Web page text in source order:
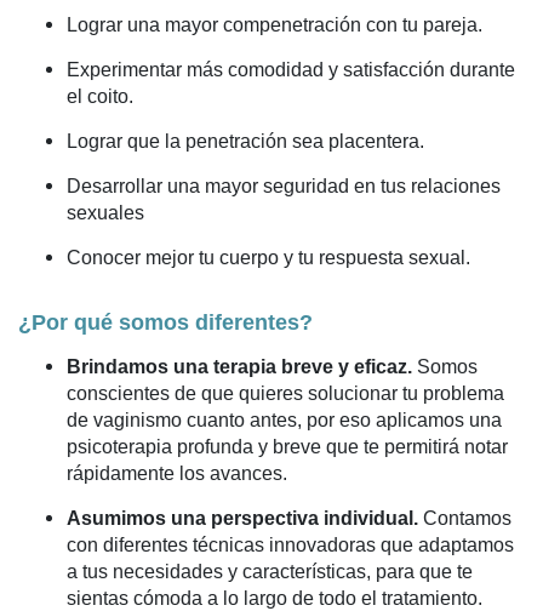
Lograr una mayor compenetración con tu pareja.
Experimentar más comodidad y satisfacción durante
el coito.
Lograr que la penetración sea placentera.
Desarrollar una mayor seguridad en tus relaciones
sexuales
Conocer mejor tu cuerpo y tu respuesta sexual.
¿Por qué somos diferentes?
Brindamos una terapia breve y eficaz. Somos
conscientes de que quieres solucionar tu problema
de vaginismo cuanto antes, por eso aplicamos una
psicoterapia profunda y breve que te permitirá notar
rápidamente los avances.
Asumimos una perspectiva individual. Contamos
con diferentes técnicas innovadoras que adaptamos
a tus necesidades y características, para que te
sientas cómoda a lo largo de todo el tratamiento.